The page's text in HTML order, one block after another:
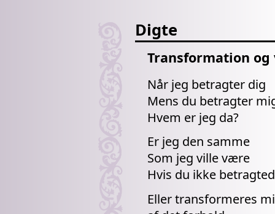
Digte
Transformation
Når jeg betragter dig
Mens du betragter
Hvem er jeg da?
Er jeg den samme
Som jeg ville være
Hvis du ikke
Eller transformeres